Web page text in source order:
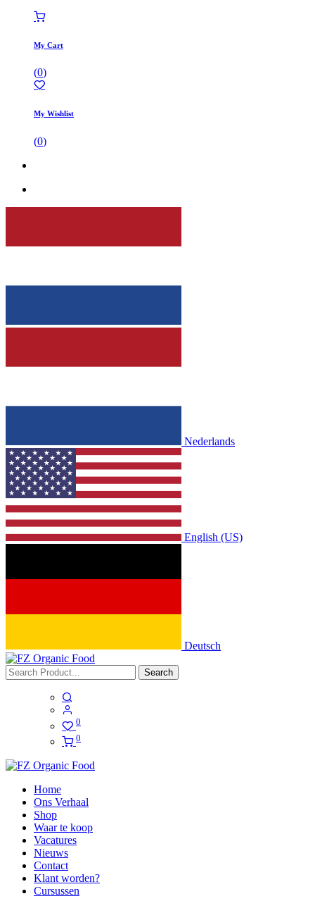
My Cart
(0)
My Wishlist
(0)
Nederlands
English (US)
Deutsch
Search
0
0
Home
Ons Verhaal
Shop
Waar te koop
Vacatures
Nieuws
Contact
Klant worden?
Cursussen